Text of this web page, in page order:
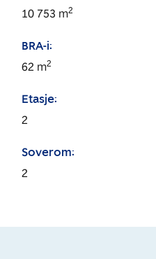
10 753 m2
BRA-i:
62 m2
Etasje:
2
Soverom:
2